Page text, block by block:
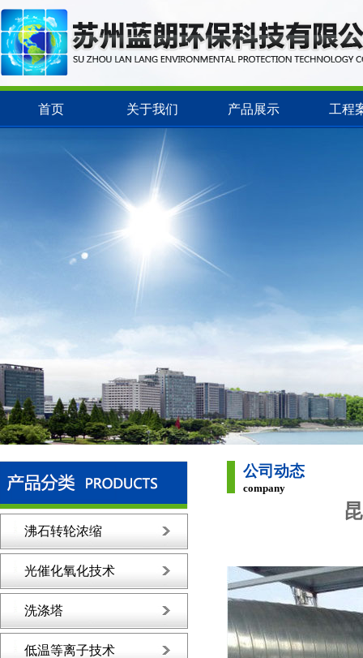
首页 关于我们 产品展示 工程
沸石转轮浓缩
光催化氧化技术
洗涤塔
低温等离子技术
公司动态
company